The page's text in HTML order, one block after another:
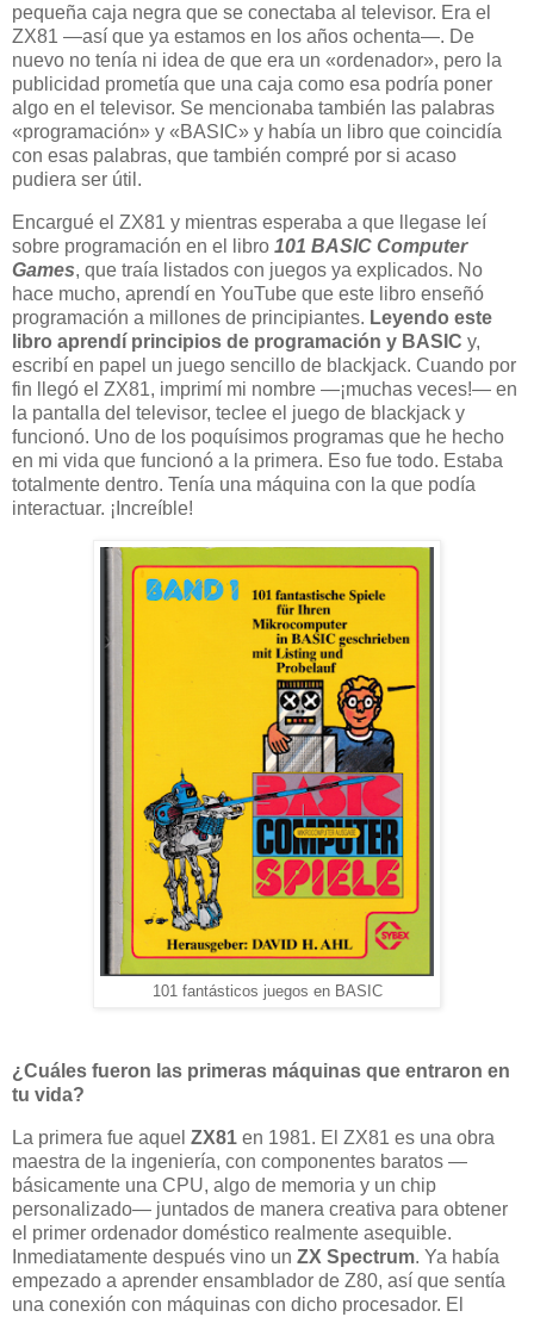
pequeña caja negra que se conectaba al televisor. Era el
ZX81 —así que ya estamos en los años ochenta—. De
nuevo no tenía ni idea de que era un «ordenador», pero la
publicidad prometía que una caja como esa podría poner
algo en el televisor. Se mencionaba también las palabras
«programación» y «BASIC» y había un libro que coincidía
con esas palabras, que también compré por si acaso
pudiera ser útil.
Encargué el ZX81 y mientras esperaba a que llegase leí
sobre programación en el libro 101 BASIC Computer
Games, que traía listados con juegos ya explicados. No
hace mucho, aprendí en YouTube que este libro enseñó
programación a millones de principiantes. Leyendo este
libro aprendí principios de programación y BASIC y,
escribí en papel un juego sencillo de blackjack. Cuando por
fin llegó el ZX81, imprimí mi nombre —¡muchas veces!— en
la pantalla del televisor, teclee el juego de blackjack y
funcionó. Uno de los poquísimos programas que he hecho
en mi vida que funcionó a la primera. Eso fue todo. Estaba
totalmente dentro. Tenía una máquina con la que podía
interactuar. ¡Increíble!
101 fantásticos juegos en BASIC
¿Cuáles fueron las primeras máquinas que entraron en
tu vida?
La primera fue aquel ZX81 en 1981. El ZX81 es una obra
maestra de la ingeniería, con componentes baratos —
básicamente una CPU, algo de memoria y un chip
personalizado— juntados de manera creativa para obtener
el primer ordenador doméstico realmente asequible.
Inmediatamente después vino un ZX Spectrum. Ya había
empezado a aprender ensamblador de Z80, así que sentía
una conexión con máquinas con dicho procesador. El